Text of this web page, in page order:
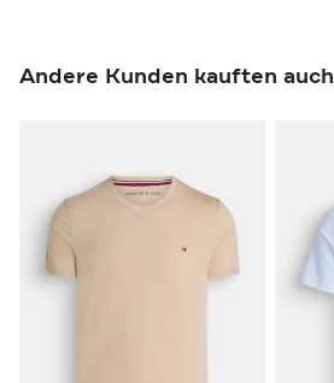
Andere Kunden kauften auch